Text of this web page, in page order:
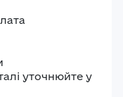
уточнюйте у